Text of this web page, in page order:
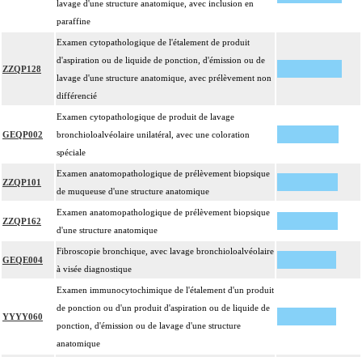
Par cible, on entend : lésion individualisée à prélever, quel que soit le nombre
de ponctions ou de biopsies effectuées à son niveau.
lavage d'une structure anatomique, avec inclusion en
paraffine
ZZQP128
Examen cytopathologique de l'étalement de produit
d'aspiration ou de liquide de ponction, d'émission ou de
lavage d'une structure anatomique, avec prélèvement non
différencié
GEQP002
Examen cytopathologique de produit de lavage
bronchioloalvéolaire unilatéral, avec une coloration
spéciale
ZZQP101
Examen anatomopathologique de prélèvement biopsique
de muqueuse d'une structure anatomique
ZZQP162
Examen anatomopathologique de prélèvement biopsique
d'une structure anatomique
GEQE004
Fibroscopie bronchique, avec lavage bronchioloalvéolaire
à visée diagnostique
YYYY060
Examen immunocytochimique de l'étalement d'un produit
de ponction ou d'un produit d'aspiration ou de liquide de
ponction, d'émission ou de lavage d'une structure
anatomique